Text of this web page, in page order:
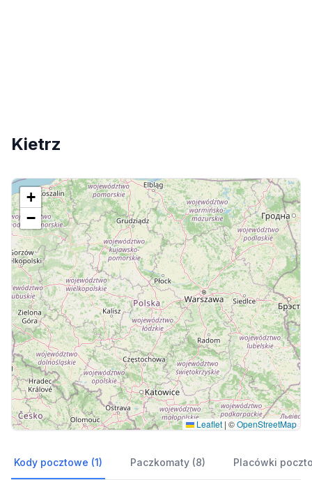
Kietrz
+
−
Leaflet | ©OpenStreetMap
Kody pocztowe (1) Paczkomaty (8) Placówki